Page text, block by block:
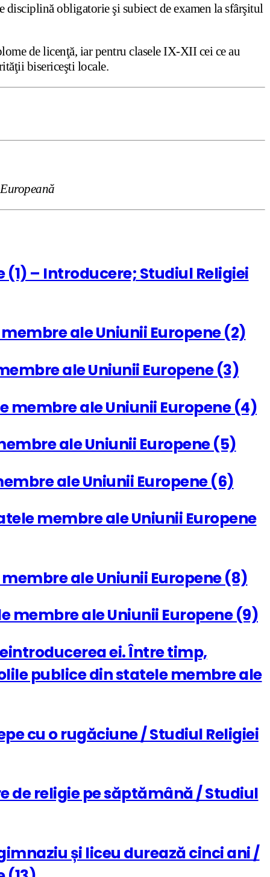
disciplină obligatorie şi subiect de examen la sfârşitul
de licenţă, iar pentru clasele IX-XII cei ce au
bisericeşti locale.
– Introducere; Studiul Religiei
ale Uniunii Europene (2)
ale Uniunii Europene (3)
membre ale Uniunii Europene (4)
ale Uniunii Europene (5)
ale Uniunii Europene (6)
membre ale Uniunii Europene
ale Uniunii Europene (8)
membre ale Uniunii Europene (9)
ei. Între timp,
publice din statele membre ale
cu o rugăciune / Studiul Religiei
de religie pe săptămână / Studiul
și liceu durează cinci ani /